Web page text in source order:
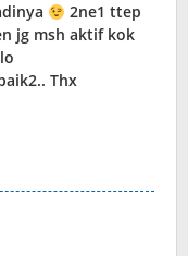
2ne1 ttep
jg msh aktif kok
Thx